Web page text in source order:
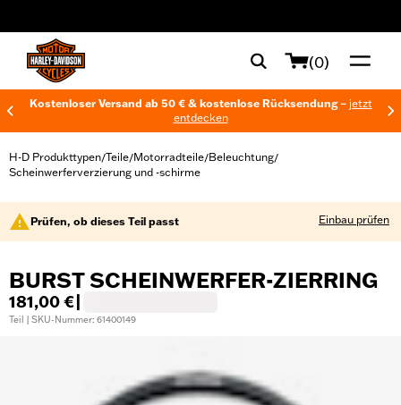
(0)
Kostenloser Versand ab 50 € & kostenlose Rücksendung – jetzt
entdecken
H-D Produkttypen/Teile/Motorradteile/Beleuchtung/
Scheinwerferverzierung und -schirme
Prüfen, ob dieses Teil passt Einbau prüfen
BURST SCHEINWERFER-ZIERRING
181,00 €
Teil | SKU-Nummer: 61400149